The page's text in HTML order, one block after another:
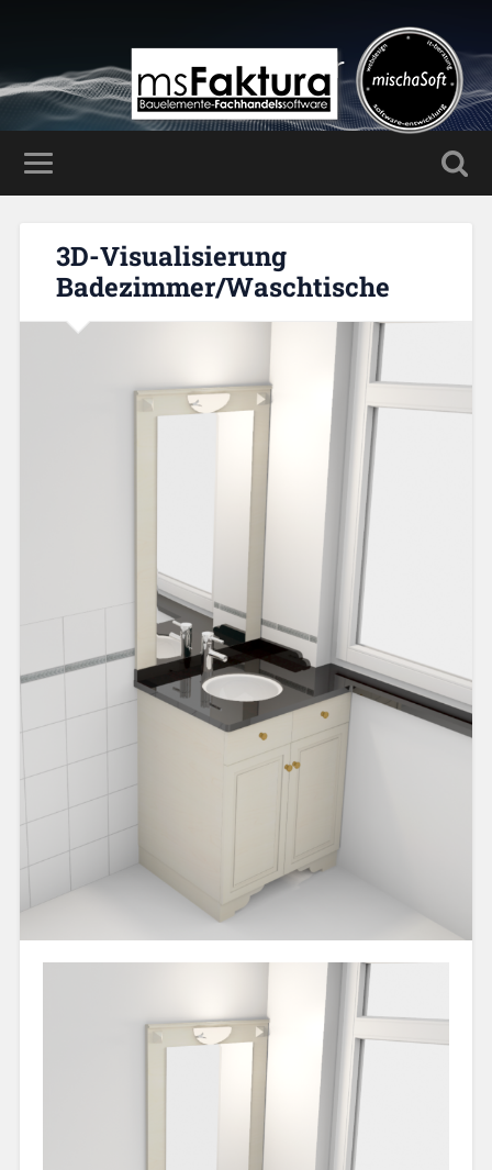
Mischa Haller
3D-Visualisierung
Badezimmer/Waschtische